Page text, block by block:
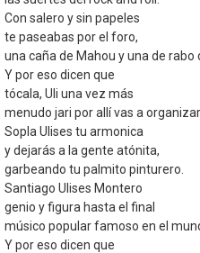
Con salero y sin papeles
te paseabas por el foro,
una caña de Mahou y una de rabo
Y por eso dicen que
tócala, Uli una vez más
menudo jari por allí vas a organizar.
Sopla Ulises tu armonica
y dejarás a la gente atónita,
garbeando tu palmito pinturero.
Santiago Ulises Montero
genio y figura hasta el final
músico popular famoso en el
Y por eso dicen que